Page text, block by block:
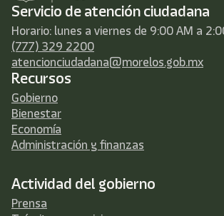
Servicio de atención ciudadana
Horario: lunes a viernes de 9:00 AM a
(777) 329 2200
atencionciudadana@morelos.gob.mx
Recursos
Gobierno
Bienestar
Economía
Administración y finanzas
Actividad del gobierno
Prensa